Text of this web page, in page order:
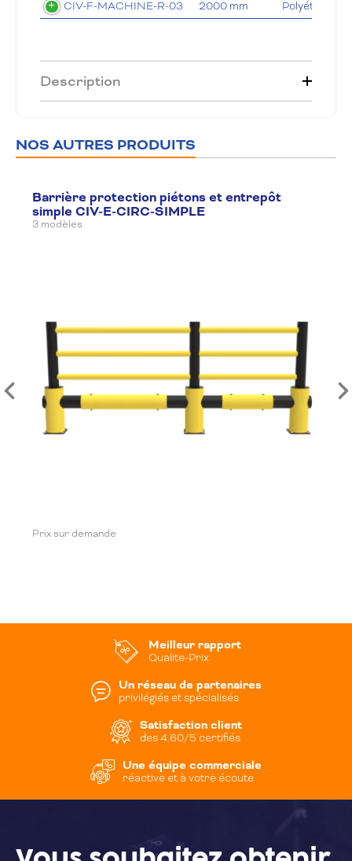
CIV-F-MACHINE-R-03 2000 mm Polyéthylène
Description
NOS AUTRES PRODUITS
Barrière protection piétons et entrepôt
simple CIV-E-CIRC-SIMPLE
3 modèles
Prix sur demande
Meilleur rapport
Qualite-Prix
Un réseau de partenaires
privilégiés et spécialisés
Satisfaction client
des 4.60/5 certifiés
Une équipe commerciale
réactive et à votre écoute